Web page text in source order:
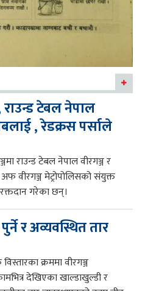
टेबल नेपाल
, रेडक्रस पर्साले
राउन्ड टेबल नेपाल वीरगञ्ज र
अफ वीरगञ्ज मेट्रोपोलिसको संयुक्त
गरेका छन्।
र अव्यवस्थित तार
क्रममा वीरगञ्ज
देखिएका खाल्डाखुल्डी र